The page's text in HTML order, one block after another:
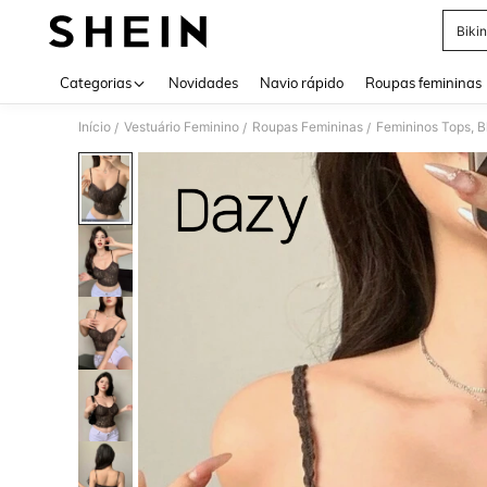
Categorias Novidades Navio rápido Roupas femininas
Início / Vestuário Feminino / Roupas Femininas / Femininos Tops,